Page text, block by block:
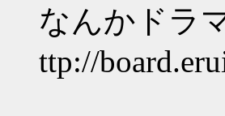
なんかドラ
ttp://